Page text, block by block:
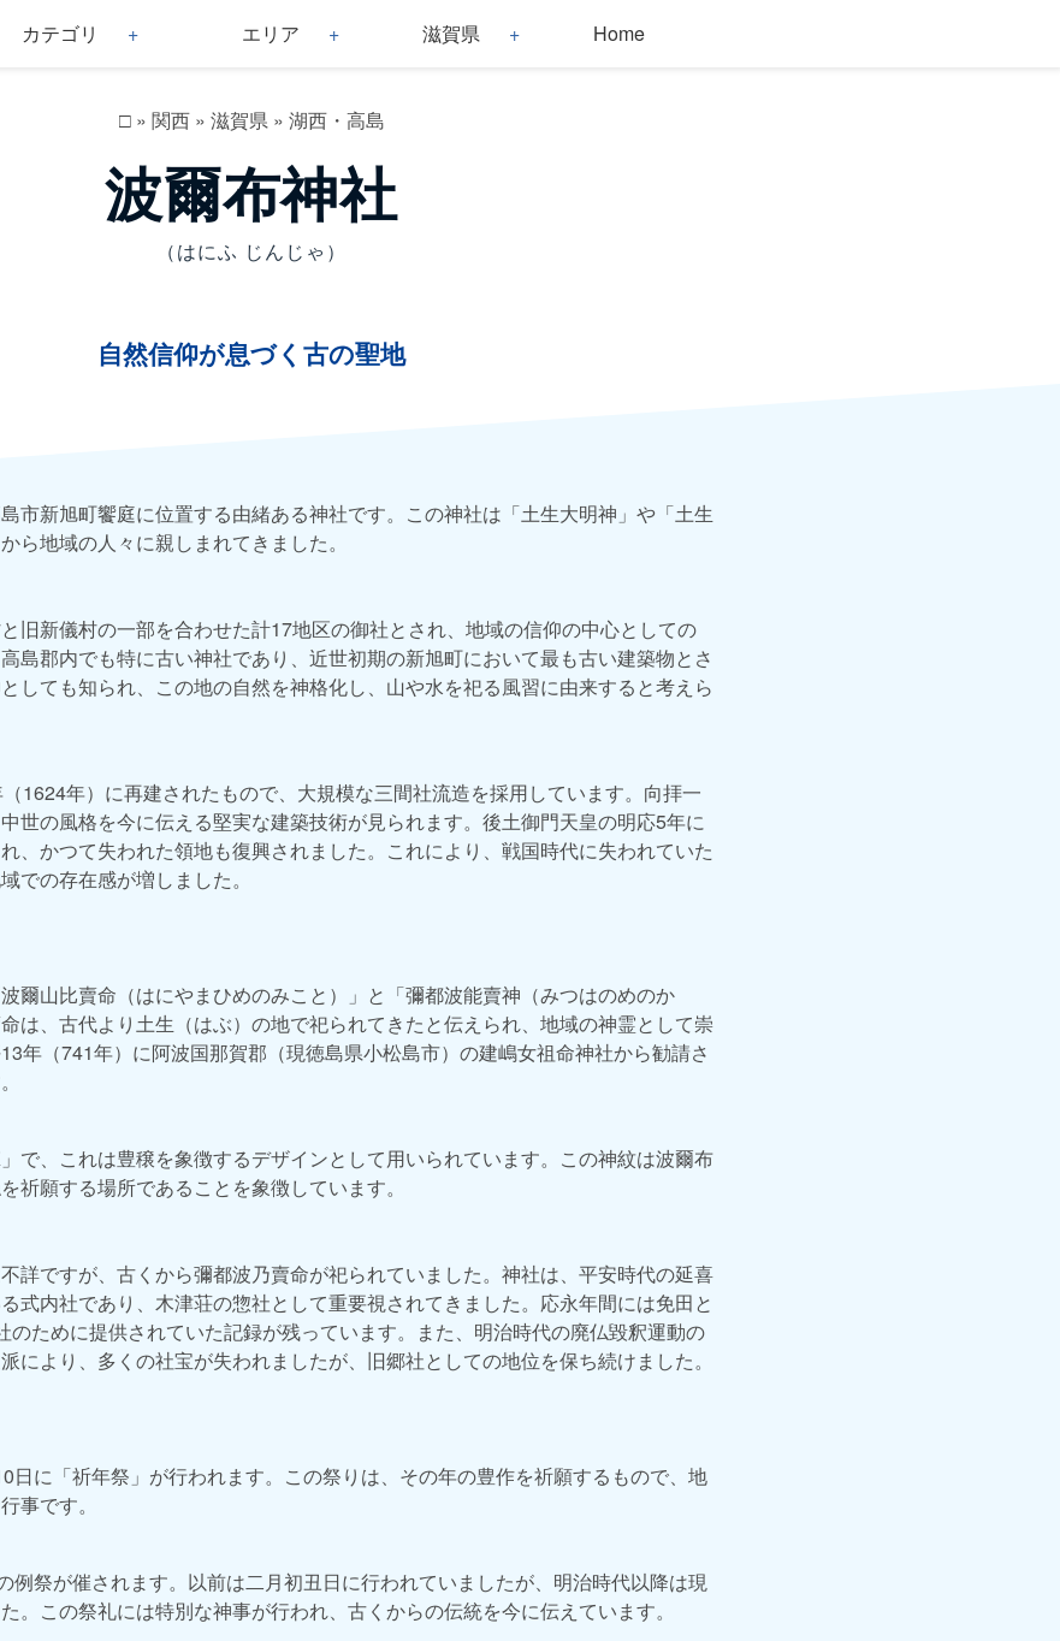
カテゴリ エリア 滋賀県 Home
□» 関西» 滋賀県» 湖西・高島
波爾布神社
（はにふ じんじゃ）
自然信仰が息づく古の聖地
市新旭町饗庭に位置する由緒ある神社です。この神社は「土生大明神」や「土生
ら地域の人々に親しまれてきました。
旧新儀村の一部を合わせた計17地区の御社とされ、地域の信仰の中心としての
島郡内でも特に古い神社であり、近世初期の新旭町において最も古い建築物とさ
しても知られ、この地の自然を神格化し、山や水を祀る風習に由来すると考えら
1624年）に再建されたもので、大規模な三間社流造を採用しています。向拝一
世の風格を今に伝える堅実な建築技術が見られます。後土御門天皇の明応5年に
、かつて失われた領地も復興されました。これにより、戦国時代に失われていた
での存在感が増しました。
爾山比賣命（はにやまひめのみこと）」と「彌都波能賣神（みつはのめのか
は、古代より土生（はぶ）の地で祀られてきたと伝えられ、地域の神霊として崇
年（741年）に阿波国那賀郡（現徳島県小松島市）の建嶋女祖命神社から勧請さ
で、これは豊穣を象徴するデザインとして用いられています。この神紋は波爾布
祈願する場所であることを象徴しています。
詳ですが、古くから彌都波乃賣命が祀られていました。神社は、平安時代の延喜
式内社であり、木津荘の惣社として重要視されてきました。応永年間には免田と
のために提供されていた記録が残っています。また、明治時代の廃仏毀釈運動の
により、多くの社宝が失われましたが、旧郷社としての地位を保ち続けました。
日に「祈年祭」が行われます。この祭りは、その年の豊作を祈願するもので、地
事です。
例祭が催されます。以前は二月初丑日に行われていましたが、明治時代以降は現
。この祭礼には特別な神事が行われ、古くからの伝統を今に伝えています。